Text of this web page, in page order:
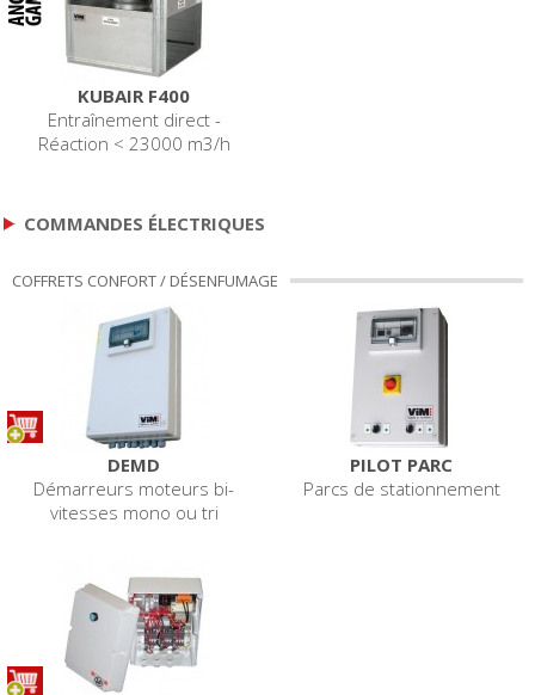
KUBAIR F400
Entraînement direct -
Réaction < 23000 m3/h
COMMANDES ÉLECTRIQUES
COFFRETS CONFORT / DÉSENFUMAGE
DEMD
Démarreurs moteurs bi-
vitesses mono ou tri
PILOT PARC
Parcs de stationnement